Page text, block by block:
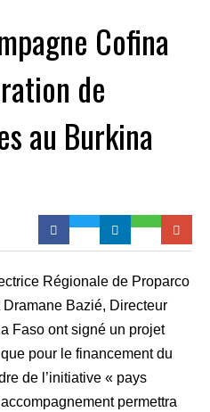
Cofina
de
au Burkina
Régionale de Proparco
Dramane Bazié, Directeur
Faso ont signé un projet
pour le financement du
de l’initiative « pays
permettra